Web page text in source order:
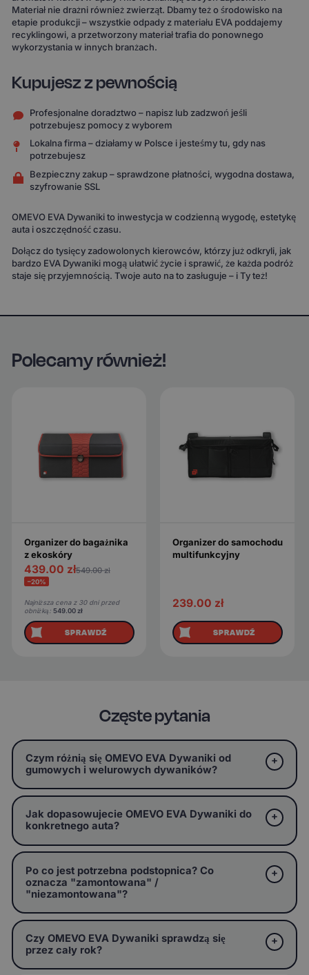
Materiał nie drażni również zwierząt. Dbamy też o środowisko na
etapie produkcji – wszystkie odpady z materiału EVA poddajemy
recyklingowi, a przetworzony materiał trafia do ponownego
wykorzystania w innych branżach.
Kupujesz z pewnością
Profesjonalne doradztwo – napisz lub zadzwoń jeśli
potrzebujesz pomocy z wyborem
Lokalna firma – działamy w Polsce i jesteśmy tu, gdy nas
potrzebujesz
Bezpieczny zakup – sprawdzone płatności, wygodna dostawa,
szyfrowanie SSL
OMEVO EVA Dywaniki to inwestycja w codzienną wygodę, estetykę
auta i oszczędność czasu.
Dołącz do tysięcy zadowolonych kierowców, którzy już odkryli, jak
bardzo EVA Dywaniki mogą ułatwić życie i sprawić, że każda podróż
staje się przyjemnością. Twoje auto na to zasługuje – i Ty też!
Polecamy również!
Organizer do bagażnika
z ekoskóry
439.00 zł549.00zł
−20%
Najniższa cena z 30 dni przed
obniżką: 549.00zł
SPRAWDŹ
Organizer do samochodu
multifunkcyjny
239.00 zł
SPRAWDŹ
Częste pytania
Czym różnią się OMEVO EVA Dywaniki od
gumowych i welurowych dywaników?
Jak dopasowujecie OMEVO EVA Dywaniki do
konkretnego auta?
Po co jest potrzebna podstopnica? Co
oznacza "zamontowana" /
"niezamontowana"?
Czy OMEVO EVA Dywaniki sprawdzą się
przez cały rok?